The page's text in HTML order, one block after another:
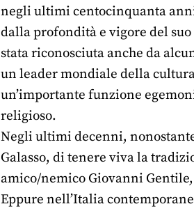
negli ultimi centocinquanta
dalla profondità e vigore del
stata riconosciuta anche da
un leader mondiale della
un’importante funzione
religioso.
Negli ultimi decenni, nonostante
Galasso, di tenere viva la
amico/nemico Giovanni
Eppure nell’Italia